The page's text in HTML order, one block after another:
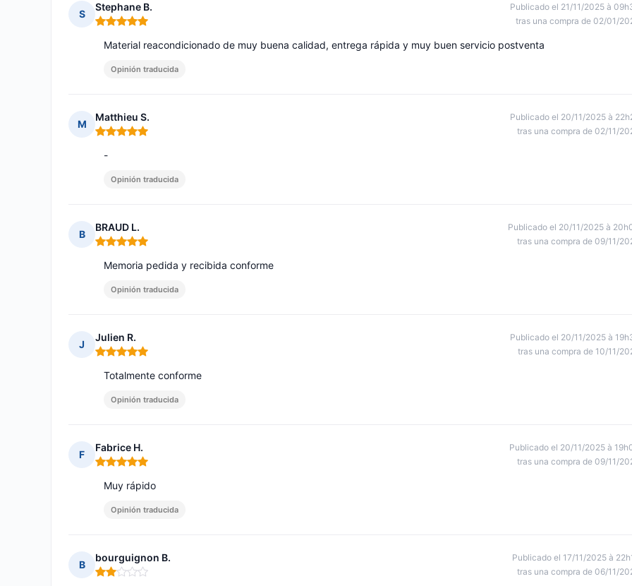
S
Stephane B.
Nota: 5 de 5
Publicado el 21/11/2025 à
tras una compra de 02/01/
Material reacondicionado de muy buena calidad, entrega rápida y muy buen servicio postventa
Opinión traducida
M
Matthieu S.
Nota: 5 de 5
Publicado el 20/11/2025 à
tras una compra de 02/11/
-
Opinión traducida
B
BRAUD L.
Nota: 5 de 5
Publicado el 20/11/2025 à
tras una compra de 09/11/
Memoria pedida y recibida conforme
Opinión traducida
J
Julien R.
Nota: 5 de 5
Publicado el 20/11/2025 à
tras una compra de 10/11/
Totalmente conforme
Opinión traducida
F
Fabrice H.
Nota: 5 de 5
Publicado el 20/11/2025 à
tras una compra de 09/11/
Muy rápido
Opinión traducida
B
bourguignon B.
Nota: 2 de 5
Publicado el 17/11/2025 à
tras una compra de 06/11/